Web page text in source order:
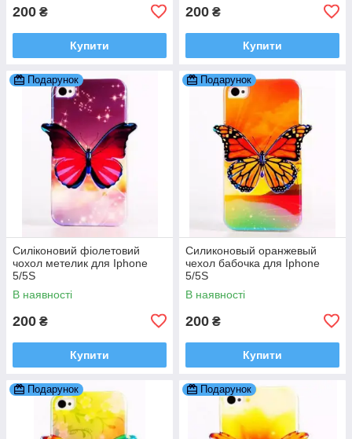
200 ₴
Купити
200 ₴
Купити
Подарунок
Силіконовий фіолетовий
чохол метелик для Iphone
5/5S
В наявності
200 ₴
Купити
Подарунок
Силиконовый оранжевый
чехол бабочка для Iphone
5/5S
В наявності
200 ₴
Купити
Подарунок Подарунок